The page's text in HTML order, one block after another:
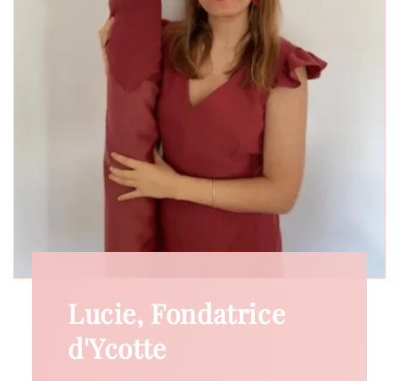
Lucie, Fondatrice
d'Ycotte